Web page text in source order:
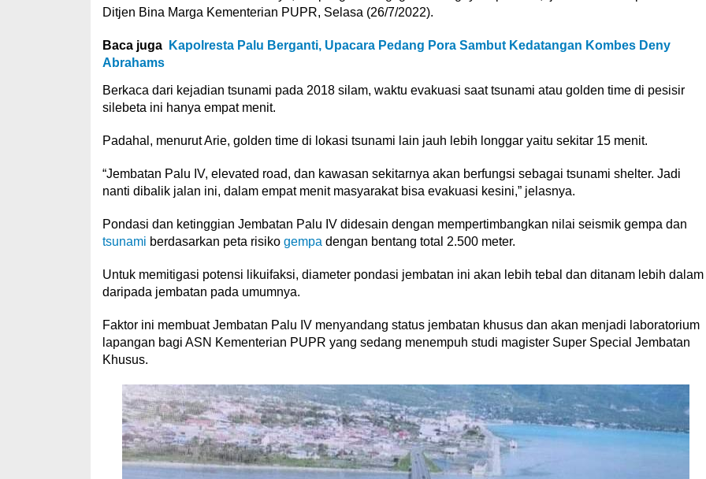
Ditjen Bina Marga Kementerian PUPR, Selasa (26/7/2022).
Baca juga
Kapolresta Palu Berganti, Upacara Pedang Pora Sambut Kedatangan Kombes Deny
Abrahams
Berkaca dari kejadian tsunami pada 2018 silam, waktu evakuasi saat tsunami atau golden time di pesisir
silebeta ini hanya empat menit.
Padahal, menurut Arie, golden time di lokasi tsunami lain jauh lebih longgar yaitu sekitar 15 menit.
“Jembatan Palu IV, elevated road, dan kawasan sekitarnya akan berfungsi sebagai tsunami shelter. Jadi
nanti dibalik jalan ini, dalam empat menit masyarakat bisa evakuasi kesini,” jelasnya.
Pondasi dan ketinggian Jembatan Palu IV didesain dengan mempertimbangkan nilai seismik gempa dan
tsunami berdasarkan peta risiko gempa dengan bentang total 2.500 meter.
Untuk memitigasi potensi likuifaksi, diameter pondasi jembatan ini akan lebih tebal dan ditanam lebih dalam
daripada jembatan pada umumnya.
Faktor ini membuat Jembatan Palu IV menyandang status jembatan khusus dan akan menjadi laboratorium
lapangan bagi ASN Kementerian PUPR yang sedang menempuh studi magister Super Special Jembatan
Khusus.